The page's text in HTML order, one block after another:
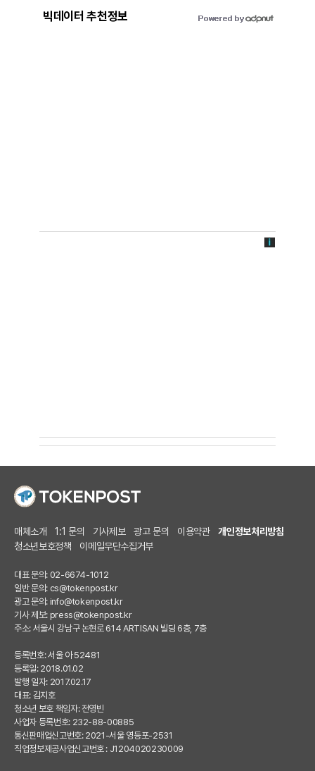
빅데이터 추천정보
매체소개 1:1 문의 기사제보 광고 문의 이용약관
개인정보처리방침
청소년보호정책
이메일무단수집거부
대표 문의: 02-6674-1012
일반 문의: cs@tokenpost.kr
광고 문의: info@tokenpost.kr
기사 제보: press@tokenpost.kr
주소: 서울시 강남구 논현로 614 ARTISAN 빌딩 6층, 7층
등록번호: 서울 아 52481
등록일: 2018.01.02
발행 일자: 2017.02.17
대표: 김지호
청소년 보호 책임자: 전영빈
사업자 등록번호: 232-88-00885
통신판매업신고번호: 2021-서울 영등포-2531
직업정보제공사업신고번호 : J1204020230009